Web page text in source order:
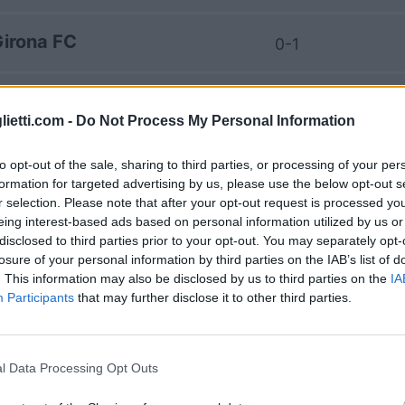
- Do Not Process My Personal Information
opt-out of the sale, sharing to third parties, or processing of your
for targeted advertising by us, please use the below opt-out
selection. Please note that after your opt-out request is processed
interest-based ads based on personal information utilized by us
to third parties prior to your opt-out. You may separately
of your personal information by third parties on the IAB’s list of
This information may also be disclosed by us to third parties on the
Participants that may further disclose it to other third parties.
Data Processing Opt Outs
FC 0-1
Sociedad 1-1
Sociedad 2-2
FC 3-5
FC
Sociedad